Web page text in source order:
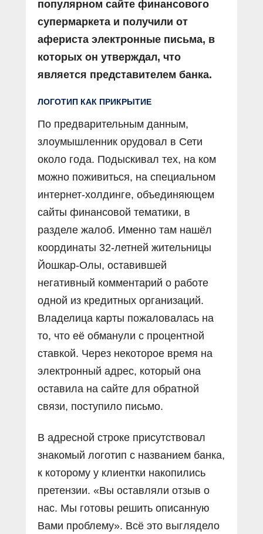
популярном сайте финансового
супермаркета и получили от
афериста электронные письма, в
которых он утверждал, что
является представителем банка.
ЛОГОТИП КАК ПРИКРЫТИЕ
По предварительным данным,
злоумышленник орудовал в Сети
около года. Подыскивал тех, на ком
можно поживиться, на специальном
интернет-холдинге, объединяющем
сайты финансовой тематики, в
разделе жалоб. Именно там нашёл
координаты 32-летней жительницы
Йошкар-Олы, оставившей
негативный комментарий о работе
одной из кредитных организаций.
Владелица карты пожаловалась на
то, что её обманули с процентной
ставкой. Через некоторое время на
электронный адрес, который она
оставила на сайте для обратной
связи, поступило письмо.
В адресной строке присутствовал
знакомый логотип с названием банка,
к которому у клиентки накопились
претензии. «Вы оставляли отзыв о
нас. Мы готовы решить описанную
Вами проблему». Всё это выглядело